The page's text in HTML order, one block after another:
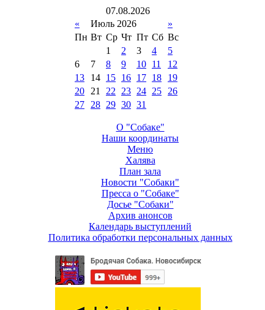
07.08.2026
«
Июль 2026
»
Пн Вт Ср Чт Пт Сб Вс
1
2 3 4
5
6
7 8 9 10 11
12
13
14 15 16 17 18
19
20
21 22 23 24 25
26
27
28 29 30 31
О "Собаке"
Наши координаты
Меню
Халява
План зала
Новости "Собаки"
Пресса о "Собаке"
Досье "Собаки"
Архив анонсов
Календарь выступлений
Политика обработки персональных данных